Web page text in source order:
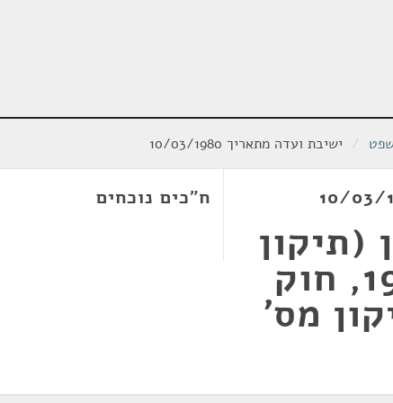
/ ישיבת ועדה מתאריך 10/03/1980
(תיקון
מס' 12), התש"ם-1980, חוק
מס'
ח"כים נוכחים